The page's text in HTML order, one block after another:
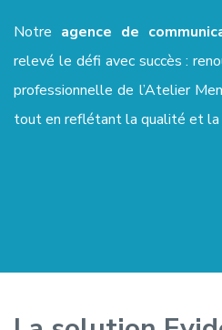
Notre agence de
relevé le défi avec succès :
professionnelle de l’Atelier
tout en reflétant la qualité et la